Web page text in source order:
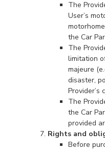
The
User’s
the Car
The
limitation
majeure
disaster,
Provider’s
The
the Car
provided
Rights and
Before